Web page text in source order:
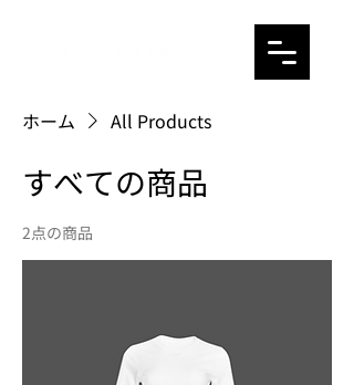
ホーム All Products
すべての商品
2点の商品